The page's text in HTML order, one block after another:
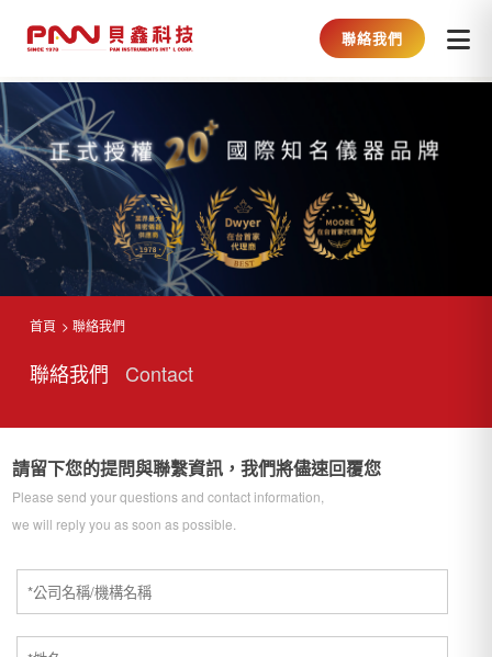
聯絡我們
首頁 聯絡我們
聯絡我們 Contact
請留下您的提問與聯繫資訊，我們將儘速回覆您
Please send your questions and contact information,
we will reply you as soon as possible.